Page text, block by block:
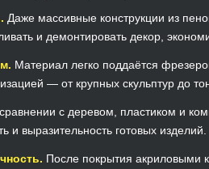
Даже массивные конструкции из
и демонтировать декор,
Материал легко поддаётся
— от крупных скульптур до
с деревом, пластиком и
и выразительность готовых изделий.
После покрытия акриловыми